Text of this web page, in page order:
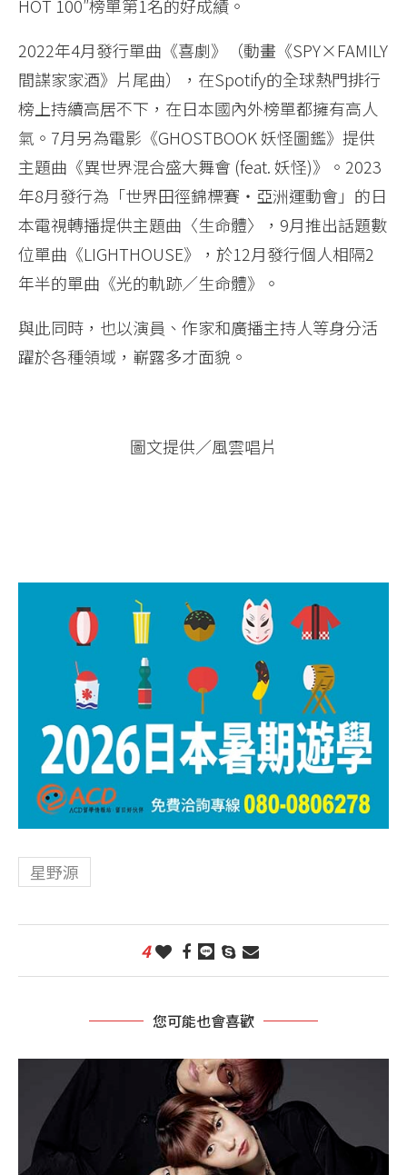
HOT 100″榜單第1名的好成績。
2022年4月發行單曲《喜劇》（動畫《SPY×FAMILY
間諜家家酒》片尾曲），在Spotify的全球熱門排行
榜上持續高居不下，在日本國內外榜單都擁有高人
氣。7月另為電影《GHOSTBOOK 妖怪圖鑑》提供
主題曲《異世界混合盛大舞會 (feat. 妖怪)》。2023
年8月發行為「世界田徑錦標賽・亞洲運動會」的日
本電視轉播提供主題曲〈生命體〉，9月推出話題數
位單曲《LIGHTHOUSE》，於12月發行個人相隔2
年半的單曲《光的軌跡／生命體》。
與此同時，也以演員、作家和廣播主持人等身分活
躍於各種領域，嶄露多才面貌。
圖文提供／風雲唱片
星野源
4
您可能也會喜歡